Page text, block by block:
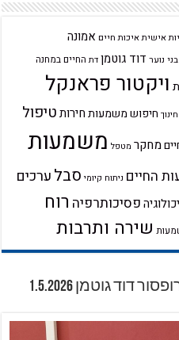
אישיתאיכות חיים אמונה
בני נוער דוד גוטמן דת החיים במחנה
ויקטור פראנקל
חינוך חיפוש משמעותחירותטיפול
מחקר מטפל משמעות
החיים ניתוח קיומי סבלערכים
פסיכותרפיה רוח
שירה ותרבות
יום הולדת 94 ומגן הוקרה לפרופסור דוד גוטמן 1.5.2026